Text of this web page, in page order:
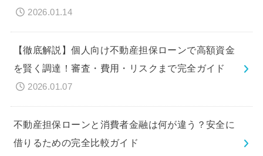
2026.01.14
【徹底解説】個人向け不動産担保ローンで高額資金
を賢く調達！審査・費用・リスクまで完全ガイド
2026.01.07
不動産担保ローンと消費者金融は何が違う？安全に
借りるための完全比較ガイド